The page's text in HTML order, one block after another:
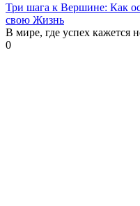
Три шага к Вершине: Как
свою Жизнь
В мире, где успех кажется
0